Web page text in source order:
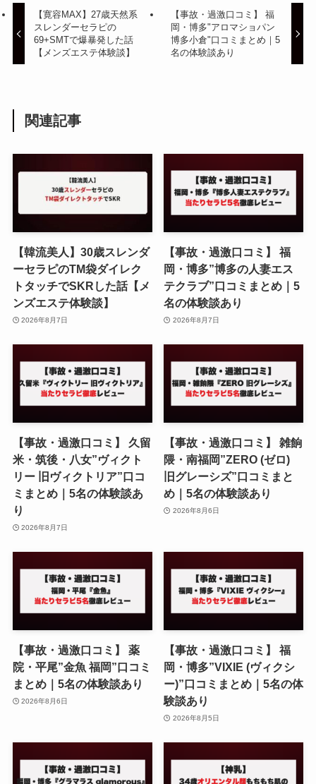
【寛容MAX】27歳天然系
スレンダーセラピの
69+SMTで爆暴発した話
【メンズエステ体験談】
【事故・過激口コミ】 福
岡・博多"アロマショパン
博多小倉"口コミまとめ｜5
名の体験談あり
関連記事
【韓流美人】30歳スレンダ
ーセラピのTM袋ダイレク
トタッチでSKRした話【メ
ンズエステ体験談】
2026年8月7日
【事故・過激口コミ】 福
岡・博多”博多の人妻エス
テクラブ”口コミまとめ｜5
名の体験談あり
2026年8月7日
【事故・過激口コミ】 久留
米・筑後・八女”ヴィクト
リー 旧ヴィクトリア”口コ
ミまとめ｜5名の体験談あ
り
2026年8月7日
【事故・過激口コミ】 雑餉
隈・南福岡”ZERO (ゼロ)
旧グレーシズ”口コミまと
め｜5名の体験談あり
2026年8月6日
【事故・過激口コミ】 薬
院・平尾”金魚 福岡”口コミ
まとめ｜5名の体験談あり
2026年8月6日
【事故・過激口コミ】 福
岡・博多”VIXIE (ヴィクシ
ー)”口コミまとめ｜5名の体
験談あり
2026年8月5日